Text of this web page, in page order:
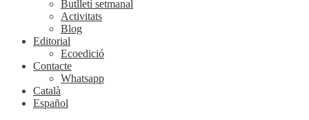
Butlletí setmanal
Activitats
Blog
Editorial
Ecoedició
Contacte
Whatsapp
Català
Español